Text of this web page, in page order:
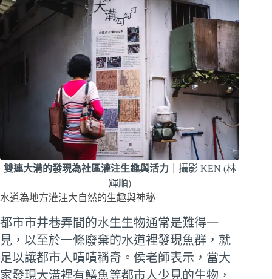
雙連大溝的發現為社區灌注生趣與活力｜攝影 KEN (林
輝順)
水道為地方灌注大自然的生趣與神秘
都市市井巷弄間的水生生物通常是難得一
見，以至於一條廢棄的水道裡發現魚群，就
足以讓都市人嘖嘖稱奇。侯老師表示，當大
家發現大溝裡有鱔魚等都市人少見的生物，